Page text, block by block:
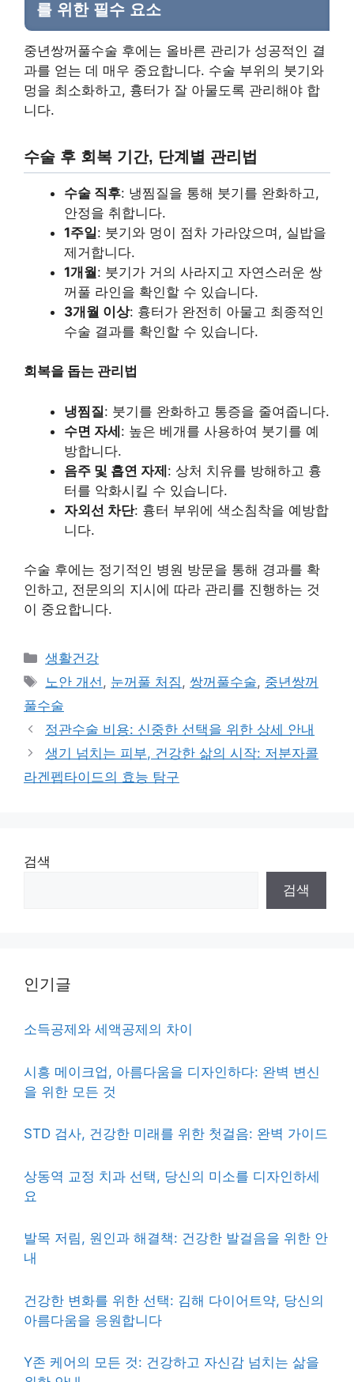
를 위한 필수 요소
중년쌍꺼풀수술 후에는 올바른 관리가 성공적인 결
과를 얻는 데 매우 중요합니다. 수술 부위의 붓기와
멍을 최소화하고, 흉터가 잘 아물도록 관리해야 합
니다.
수술 후 회복 기간, 단계별 관리법
수술 직후: 냉찜질을 통해 붓기를 완화하고,
안정을 취합니다.
1주일: 붓기와 멍이 점차 가라앉으며, 실밥을
제거합니다.
1개월: 붓기가 거의 사라지고 자연스러운 쌍
꺼풀 라인을 확인할 수 있습니다.
3개월 이상: 흉터가 완전히 아물고 최종적인
수술 결과를 확인할 수 있습니다.
회복을 돕는 관리법
냉찜질: 붓기를 완화하고 통증을 줄여줍니다.
수면 자세: 높은 베개를 사용하여 붓기를 예
방합니다.
음주 및 흡연 자제: 상처 치유를 방해하고 흉
터를 악화시킬 수 있습니다.
자외선 차단: 흉터 부위에 색소침착을 예방합
니다.
수술 후에는 정기적인 병원 방문을 통해 경과를 확
인하고, 전문의의 지시에 따라 관리를 진행하는 것
이 중요합니다.
Categories
생활건강
Tags
노안 개선, 눈꺼풀 처짐, 쌍꺼풀수술, 중년쌍꺼
풀수술
정관수술 비용: 신중한 선택을 위한 상세 안내
생기 넘치는 피부, 건강한 삶의 시작: 저분자콜
라겐펩타이드의 효능 탐구
검색
검색
인기글
소득공제와 세액공제의 차이
시흥 메이크업, 아름다움을 디자인하다: 완벽 변신
을 위한 모든 것
STD 검사, 건강한 미래를 위한 첫걸음: 완벽 가이드
상동역 교정 치과 선택, 당신의 미소를 디자인하세
요
발목 저림, 원인과 해결책: 건강한 발걸음을 위한 안
내
건강한 변화를 위한 선택: 김해 다이어트약, 당신의
아름다움을 응원합니다
Y존 케어의 모든 것: 건강하고 자신감 넘치는 삶을